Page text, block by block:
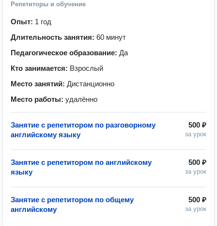
Репетиторы и обучение
Опыт: 1 год
Длительность занятия: 60 минут
Педагогическое образование: Да
Кто занимается: Взрослый
Место занятий: Дистанционно
Место работы: удалённо
500 ₽
за урок
Занятие с репетитором по разговорному
английскому языку
500 ₽
за урок
Занятие с репетитором по английскому
языку
500 ₽
за урок
Занятие с репетитором по общему
английскому